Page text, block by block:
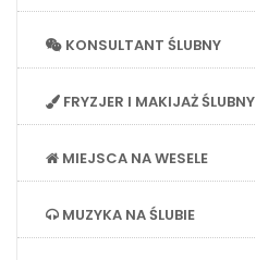
KONSULTANT ŚLUBNY
FRYZJER I MAKIJAŻ ŚLUBNY
MIEJSCA NA WESELE
MUZYKA NA ŚLUBIE